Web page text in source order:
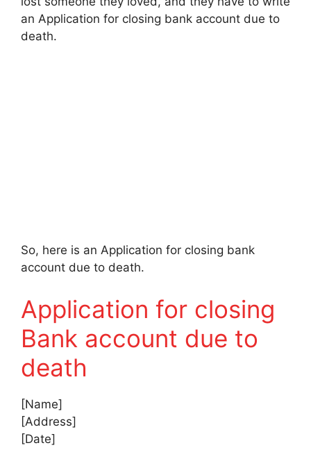
an Application for closing bank account due to
death.
So, here is an Application for closing bank
account due to death.
Application for closing
Bank account due to
death
[Name]
[Address]
[Date]